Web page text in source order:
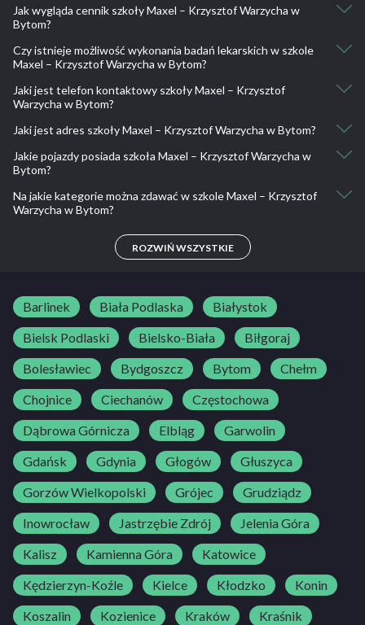
Jak wygląda cennik szkoły Maxel – Krzysztof Warzycha w
Bytom?
Kurs podstawowy: 2000
Kurs weekendowy: 2100
Kurs ekspresowy - 30 dni: 2600
Jazdy doszkalające - dla kursantów naszego OSK: 70
Jazdy doszkalające - na JUŻ: 90
Czy istnieje możliwość wykonania badań lekarskich w szkole
Maxel – Krzysztof Warzycha w Bytom?
Nie, nie ma takiej możliwości.
Jaki jest telefon kontaktowy szkoły Maxel – Krzysztof
Warzycha w Bytom?
32 725 66 39, 506 034 029, 514 005 299
Jaki jest adres szkoły Maxel – Krzysztof Warzycha w Bytom?
Dworcowa 19, 41-902 Bytom, Polska
Jakie pojazdy posiada szkoła Maxel – Krzysztof Warzycha w
Bytom?
Toyota Yaris
Na jakie kategorie można zdawać w szkole Maxel – Krzysztof
Warzycha w Bytom?
ROZWIŃ WSZYSTKIE
Barlinek Biała Podlaska
Białystok
Bielsk Podlaski
Bielsko-Biała
Biłgoraj
Bolesławiec
Bydgoszcz Bytom
Chełm
Chojnice
Ciechanów
Częstochowa
Dąbrowa Górnicza
Elbląg
Garwolin
Gdańsk
Gdynia Głogów
Głuszyca
Gorzów Wielkopolski
Grójec
Grudziądz
Inowrocław
Jastrzębie Zdrój
Jelenia Góra
Kalisz
Kamienna Góra
Katowice
Kędzierzyn-Koźle
Kielce Kłodzko
Konin
Koszalin
Kozienice Kraków
Kraśnik